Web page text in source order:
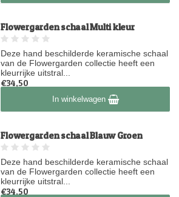
Flowergarden schaal Multi kleur
Deze hand beschilderde keramische schaal
van de Flowergarden collectie heeft een
kleurrijke uitstral...
€34,50
Op voorraadIn winkelwagen
Flowergarden schaal Blauw Groen
Deze hand beschilderde keramische schaal
van de Flowergarden collectie heeft een
kleurrijke uitstral...
€34,50